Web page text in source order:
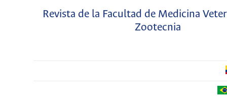
Revista de la Facultad de Medicina
Zootecnia